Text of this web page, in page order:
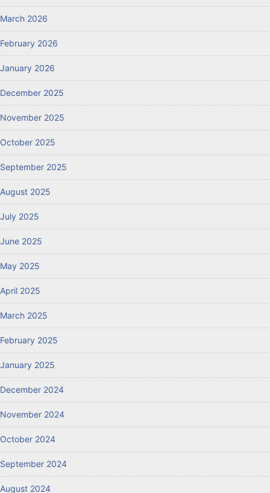
March 2026
February 2026
January 2026
December 2025
November 2025
October 2025
September 2025
August 2025
July 2025
June 2025
May 2025
April 2025
March 2025
February 2025
January 2025
December 2024
November 2024
October 2024
September 2024
August 2024